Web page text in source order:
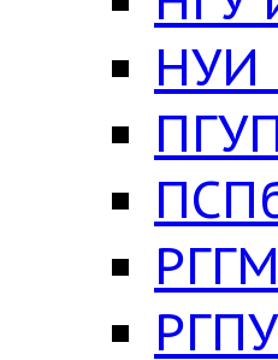
НУИ